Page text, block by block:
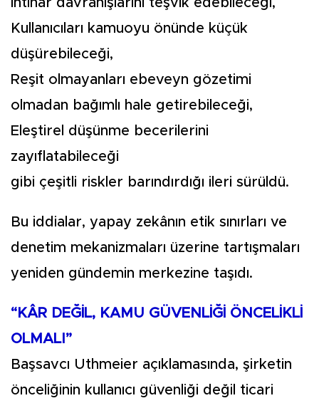
İntihar davranışlarını teşvik edebileceği,
Kullanıcıları kamuoyu önünde küçük
düşürebileceği,
Reşit olmayanları ebeveyn gözetimi
olmadan bağımlı hale getirebileceği,
Eleştirel düşünme becerilerini
zayıflatabileceği
gibi çeşitli riskler barındırdığı ileri sürüldü.
Bu iddialar, yapay zekânın etik sınırları ve
denetim mekanizmaları üzerine tartışmaları
yeniden gündemin merkezine taşıdı.
“KÂR DEĞİL, KAMU GÜVENLİĞİ ÖNCELİKLİ
OLMALI”
Başsavcı Uthmeier açıklamasında, şirketin
önceliğinin kullanıcı güvenliği değil ticari